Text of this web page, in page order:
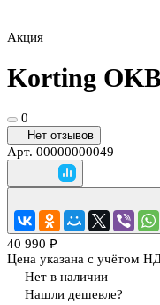
Акция
Korting
0
Нет отзывов
Арт. 00000000049
40 990 ₽
Цена указана с учётом
Нет в наличии
Нашли дешевле?